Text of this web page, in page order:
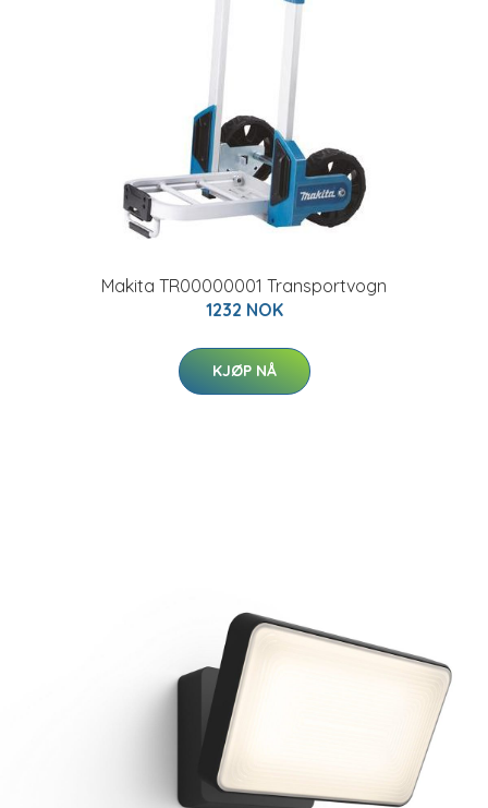
Makita TR00000001 Transportvogn
1232 NOK
KJØP NÅ